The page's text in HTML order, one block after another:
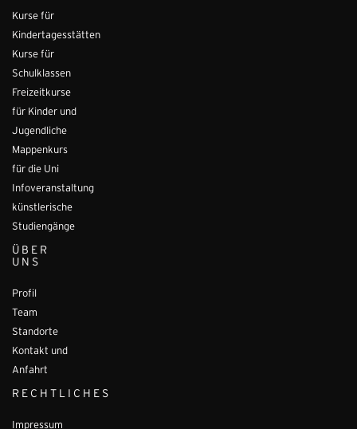
Kurse für
Kindertagesstätten
Kurse für
Schulklassen
Freizeitkurse
für Kinder und
Jugendliche
Mappenkurs
für die Uni
Infoveranstaltung
künstlerische
Studiengänge
ÜBER
UNS
Profil
Team
Standorte
Kontakt und
Anfahrt
RECHTLICHES
Impressum